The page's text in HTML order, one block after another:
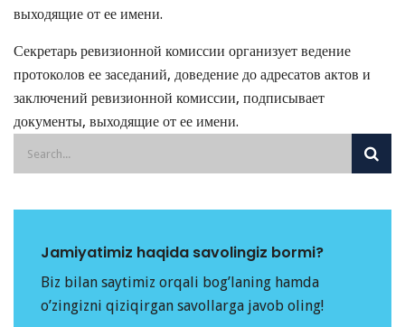
выходящие от ее имени.
Секретарь ревизионной комиссии организует ведение
протоколов ее заседаний, доведение до адресатов актов и
заключений ревизионной комиссии, подписывает
документы, выходящие от ее имени.
Jamiyatimiz haqida savolingiz bormi?
Biz bilan saytimiz orqali bog’laning hamda
o’zingizni qiziqirgan savollarga javob oling!